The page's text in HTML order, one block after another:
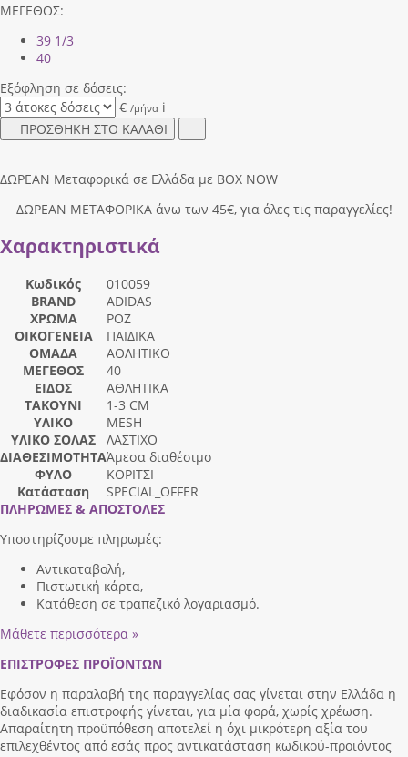
ΜΕΓΕΘΟΣ:
39 1/3
40
Εξόφληση σε δόσεις:
€ /μήνα i
ΠΡΟΣΘΗΚΗ ΣΤΟ ΚΑΛΑΘΙ
ΔΩΡΕΑΝ Μεταφορικά σε Ελλάδα με BOX NOW
ΔΩΡΕΑΝ ΜΕΤΑΦΟΡΙΚΑ άνω των 45€, για όλες τις παραγγελίες!
Χαρακτηριστικά
Κωδικός
010059
BRAND
ADIDAS
ΧΡΩΜΑ
ΡΟΖ
ΟΙΚΟΓΕΝΕΙΑ
ΠΑΙΔΙΚΑ
ΟΜΑΔΑ
ΑΘΛΗΤΙΚΟ
ΜΕΓΕΘΟΣ
40
ΕΙΔΟΣ
ΑΘΛΗΤΙΚΑ
ΤΑΚΟΥΝΙ
1-3 CM
ΥΛΙΚΟ
MESH
ΥΛΙΚΟ ΣΟΛΑΣ
ΛΑΣΤΙΧΟ
ΔΙΑΘΕΣΙΜΟΤΗΤΑΆμεσα διαθέσιμο
ΦΥΛΟ
ΚΟΡΙΤΣΙ
Κατάσταση
SPECIAL_OFFER
ΠΛΗΡΩΜΕΣ & ΑΠΟΣΤΟΛΕΣ
Υποστηρίζουμε πληρωμές:
Αντικαταβολή,
Πιστωτική κάρτα,
Κατάθεση σε τραπεζικό λογαριασμό.
Μάθετε περισσότερα »
ΕΠΙΣΤΡΟΦΕΣ ΠΡΟΪΟΝΤΩΝ
Εφόσον η παραλαβή της παραγγελίας σας γίνεται στην Ελλάδα η
διαδικασία επιστροφής γίνεται, για μία φορά, χωρίς χρέωση.
Απαραίτητη προϋπόθεση αποτελεί η όχι μικρότερη αξία του
επιλεχθέντος από εσάς προς αντικατάσταση κωδικού-προϊόντος